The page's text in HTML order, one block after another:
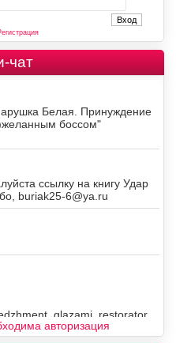
чат
авторизация